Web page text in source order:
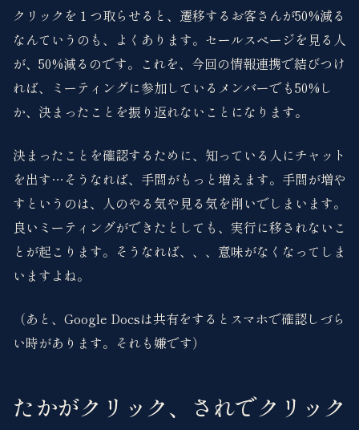
クリックを１つ取らせると、遷移するお客さんが50%減る
なんていうのも、よくあります。セールスページを見る人
が、50%減るのです。これを、今回の情報連携で結びつけ
れば、ミーティングに参加しているメンバーでも50%し
か、決まったことを振り返れないことになります。
決まったことを確認するために、知っている人にチャット
を出す…そうなれば、手間がもっと増えます。手間が増や
すというのは、人のやる気や見る気を削いでしまいます。
良いミーティングができたとしても、実行に移されないこ
とが起こります。そうなれば、、、意味がなくなってしま
いますよね。
（あと、Google Docsは共有をするとスマホで確認しづら
い時があります。それも嫌です）
たかがクリック、されでクリック